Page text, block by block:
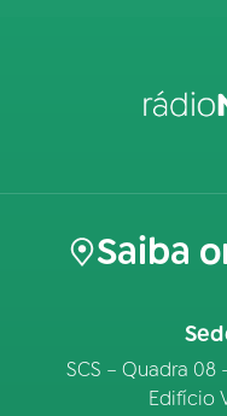
Saiba
SCS – Quadra 08
Edifício